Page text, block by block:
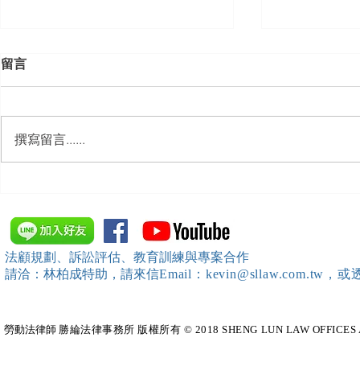
府」主舉之（115年勞動基準課
內部教育訓練 ）課程講師
留言
撰寫留言......
法顧規劃、訴訟評估、教育訓練與專案合作
請洽：林柏成特助 ，請來信Email：kevin@sllaw.com.tw，
勞動法律師​ 勝綸法律事務所 版權所有 © 2018 SHENG LUN LAW